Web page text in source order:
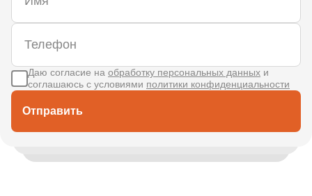
Отправить
Даю согласие на обработку персональных данных и
соглашаюсь с условиями политики конфиденциальности